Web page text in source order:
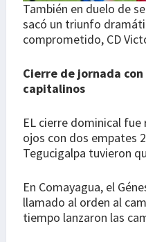
También en duelo de
sacó un triunfo
comprometido, CD
Cierre de jornada
capitalinos
EL cierre dominical
ojos con dos empates
Tegucigalpa tuvieron
En Comayagua, el
llamado al orden al
tiempo lanzaron las